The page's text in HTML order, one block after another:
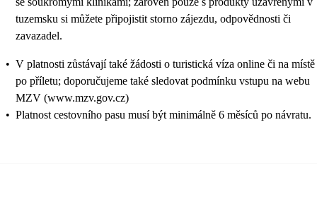
tuzemsku si můžete připojistit storno zájezdu, odpovědnosti či
zavazadel.
• V platnosti zůstávají také žádosti o turistická víza online či na místě
po příletu; doporučujeme také sledovat podmínku vstupu na webu
MZV (www.mzv.gov.cz)
• Platnost cestovního pasu musí být minimálně 6 měsíců po návratu.